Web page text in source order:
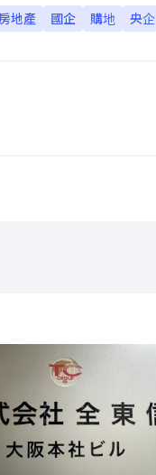
地產 國企 購地 央企